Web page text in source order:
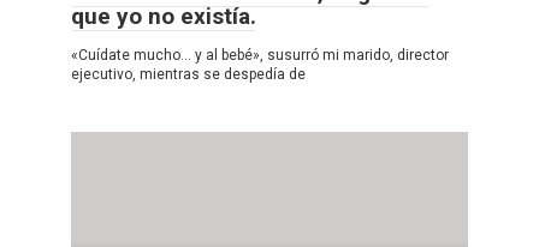
que yo no existía.
«Cuídate mucho… y al bebé», susurró mi marido, director
ejecutivo, mientras se despedía de